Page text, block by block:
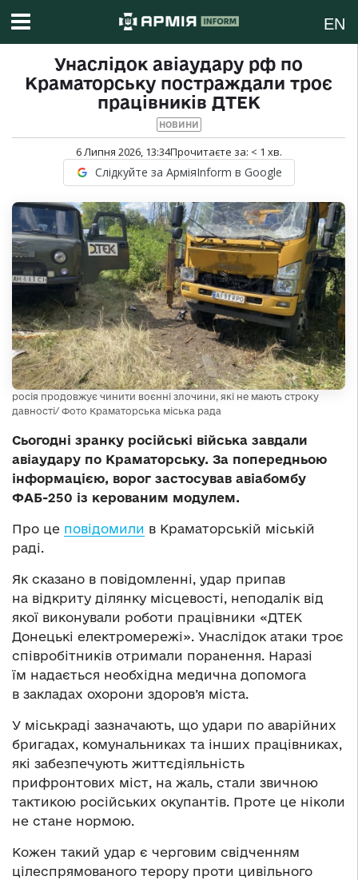
EN
Унаслідок авіаудару рф по
Краматорську постраждали троє
працівників ДТЕК
НОВИНИ
6 Липня 2026, 13:34Прочитаєте за: < 1 хв.
Слідкуйте за АрміяInform в Google
росія продовжує чинити воєнні злочини, які не мають строку
давності/ Фото Краматорська міська рада
Сьогодні зранку російські війська завдали
авіаудару по Краматорську. За попередньою
інформацією, ворог застосував авіабомбу
ФАБ-250 із керованим модулем.
Про це повідомили в Краматорській міській
раді.
Як сказано в повідомленні, удар припав
на відкриту ділянку місцевості, неподалік від
якої виконували роботи працівники «ДТЕК
Донецькі електромережі». Унаслідок атаки троє
співробітників отримали поранення. Наразі
їм надається необхідна медична допомога
в закладах охорони здоров’я міста.
У міськраді зазначають, що удари по аварійних
бригадах, комунальниках та інших працівниках,
які забезпечують життєдіяльність
прифронтових міст, на жаль, стали звичною
тактикою російських окупантів. Проте це ніколи
не стане нормою.
Кожен такий удар є черговим свідченням
цілеспрямованого терору проти цивільного